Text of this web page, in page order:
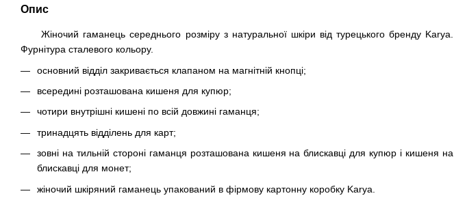
Опис
Жіночий гаманець середнього розміру з натуральної шкіри від турецького бренду Karya.
Фурнітура сталевого кольору.
основний відділ закривається клапаном на магнітній кнопці;
всередині розташована кишеня для купюр;
чотири внутрішні кишені по всій довжині гаманця;
тринадцять відділень для карт;
зовні на тильній стороні гаманця розташована кишеня на блискавці для купюр і кишеня на
блискавці для монет;
жіночий шкіряний гаманець упакований в фірмову картонну коробку Karya.